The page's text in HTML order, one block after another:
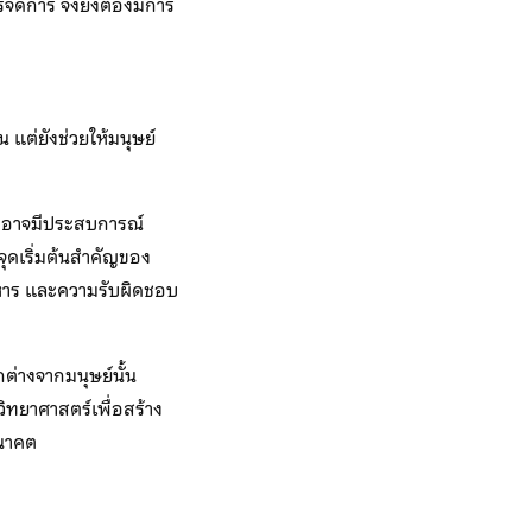
แต่ยังช่วยให้มนุษย์
าจมีประสบการณ์
ดเริ่มต้นสำคัญของ
และความรับผิดชอบ
ต่างจากมนุษย์นั้น
ยาศาสตร์เพื่อสร้าง
คต